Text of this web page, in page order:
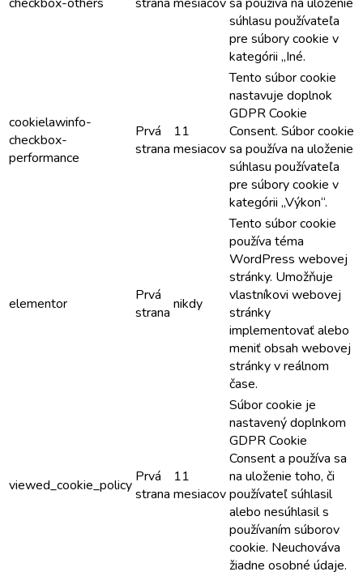
súhlasu používateľa
pre súbory cookie v
kategórii „Iné.
cookielawinfo-
checkbox-
performance
Prvá
strana
11
mesiacov
Tento súbor cookie
nastavuje doplnok
GDPR Cookie
Consent. Súbor cookie
sa používa na uloženie
súhlasu používateľa
pre súbory cookie v
kategórii „Výkon“.
elementor
Prvá
strana nikdy
Tento súbor cookie
používa téma
WordPress webovej
stránky. Umožňuje
vlastníkovi webovej
stránky
implementovať alebo
meniť obsah webovej
stránky v reálnom
čase.
viewed_cookie_policy Prvá
strana
11
mesiacov
Súbor cookie je
nastavený doplnkom
GDPR Cookie
Consent a používa sa
na uloženie toho, či
používateľ súhlasil
alebo nesúhlasil s
používaním súborov
cookie. Neuchováva
žiadne osobné údaje.